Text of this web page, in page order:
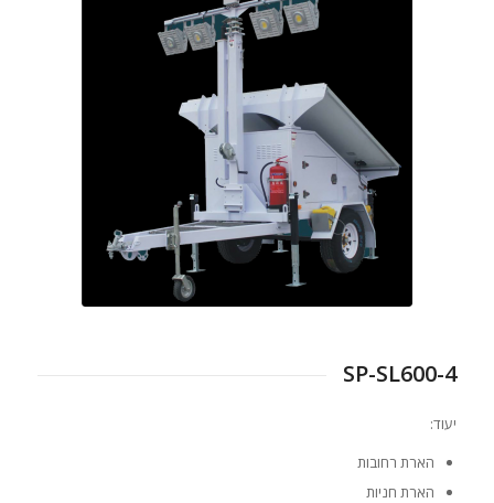
SP-SL600-4
יעוד:
הארת רחובות
הארת חניות